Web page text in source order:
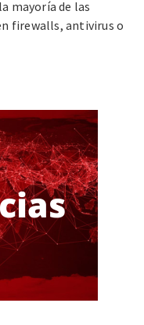
mayoría de las
firewalls, antivirus o